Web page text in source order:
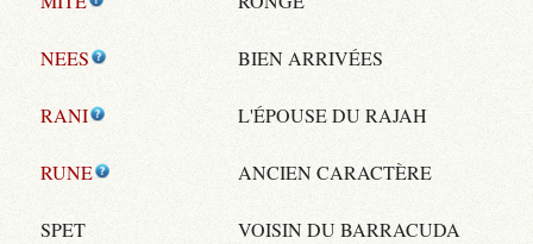
NEES BIEN ARRIVÉES
RANI L'ÉPOUSE DU RAJAH
RUNE ANCIEN CARACTÈRE
SPET VOISIN DU BARRACUDA